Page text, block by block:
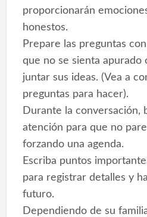
proporcionarán
honestos.
Prepare las preguntas
que no se sienta apurado
juntar sus ideas. (Vea a
preguntas para hacer).
Durante la conversación,
atención para que no
forzando una agenda.
Escriba puntos
para registrar detalles y
futuro.
Dependiendo de su